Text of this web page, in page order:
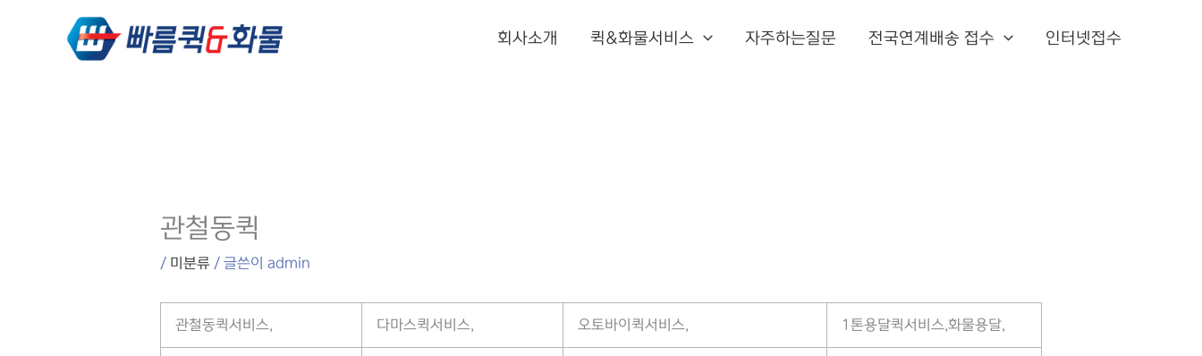
회사소개 퀵&화물서비스 자주하는질문 전국연계배송 접수 인터넷접수
관철동퀵
/ 미분류/ 글쓴이 admin
관철동퀵서비스, 다마스퀵서비스, 오토바이퀵서비스, 1톤용달퀵서비스,화물용달,